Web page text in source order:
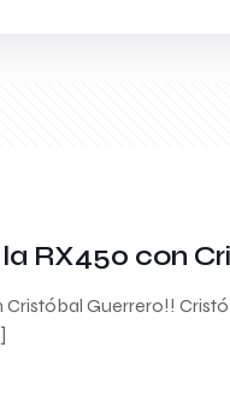
RX450 con
Cristóbal Guerrero!!